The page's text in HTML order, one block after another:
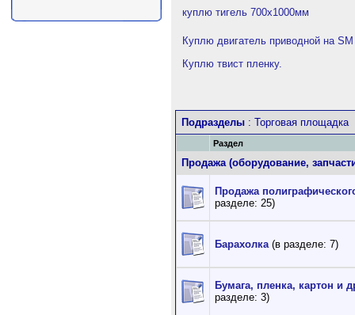
куплю тигель 700х1000мм
Куплю двигатель приводной на
Куплю твист пленку.
Подразделы : Торговая площадка
Раздел
Продажа (оборудование,
Продажа
разделе: 25)
Барахолка (в разделе: 7)
Бумага, пленка, картон и
разделе: 3)